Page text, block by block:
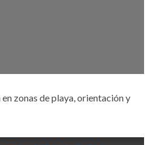
zonas de playa, orientación y